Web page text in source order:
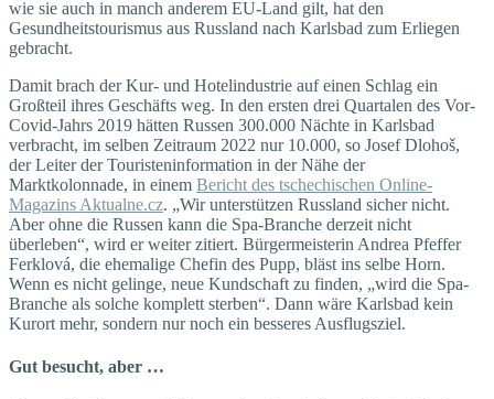
wie sie auch in manch anderem EU-Land gilt, hat den
Gesundheitstourismus aus Russland nach Karlsbad zum Erliegen
gebracht.
Damit brach der Kur- und Hotelindustrie auf einen Schlag ein
Großteil ihres Geschäfts weg. In den ersten drei Quartalen des Vor-
Covid-Jahrs 2019 hätten Russen 300.000 Nächte in Karlsbad
verbracht, im selben Zeitraum 2022 nur 10.000, so Josef Dlohoš,
der Leiter der Touristeninformation in der Nähe der
Marktkolonnade, in einem Bericht des tschechischen Online-
Magazins Aktualne.cz. „Wir unterstützen Russland sicher nicht.
Aber ohne die Russen kann die Spa-Branche derzeit nicht
überleben“, wird er weiter zitiert. Bürgermeisterin Andrea Pfeffer
Ferklová, die ehemalige Chefin des Pupp, bläst ins selbe Horn.
Wenn es nicht gelinge, neue Kundschaft zu finden, „wird die Spa-
Branche als solche komplett sterben“. Dann wäre Karlsbad kein
Kurort mehr, sondern nur noch ein besseres Ausflugsziel.
Gut besucht, aber …